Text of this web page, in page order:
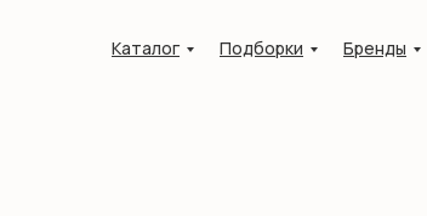
Каталог Бренды
Подборки